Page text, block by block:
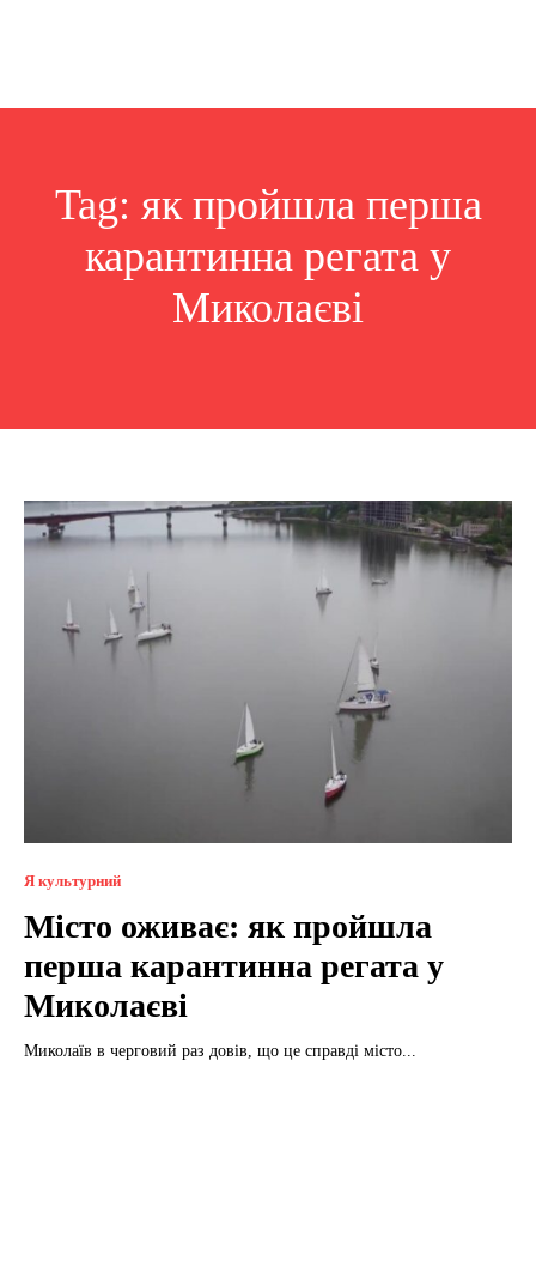
Tag: як пройшла перша
карантинна регата у
Миколаєві
Я культурний
Місто оживає: як пройшла
перша карантинна регата у
Миколаєві
Миколаїв в черговий раз довів, що це справді місто...